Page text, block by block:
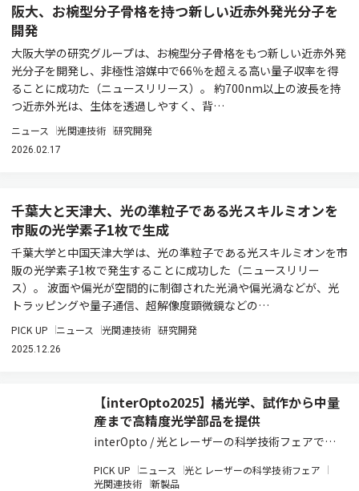
阪大、お椀型分子骨格を持つ新しい近赤外発光分子を
開発
大阪大学の研究グループは、お椀型分子骨格をもつ新しい近赤外発
光分子を開発し、非極性溶媒中で66％を超える高い量子収率を得
ることに成功た（ニュースリリース）。 約700nm以上の波長を持
つ近赤外光は、生体を透過しやすく、背…
ニュース 光関連技術 研究開発
2026.02.17
千葉大と天津大、光の準粒子である光スキルミオンを
市販の光学素子1枚で生成
千葉大学と中国天津大学は、光の準粒子である光スキルミオンを市
販の光学素子1枚で発生することに成功した（ニュースリリー
ス）。 波面や偏光が空間的に制御された光渦や偏光渦などが、光
トラッピングや量子通信、超解像度顕微鏡などの…
PICK UP ニュース 光関連技術 研究開発
2025.12.26
【interOpto2025】橘光学、試作から中量
産まで高精度光学部品を提供
interOpto / 光とレーザーの科学技術フェアで、
都世田谷区に本社を置く精密光学部品メーカー
PICK UP ニュース
光とレーザーの科学技術フェア
光関連技術
新製品